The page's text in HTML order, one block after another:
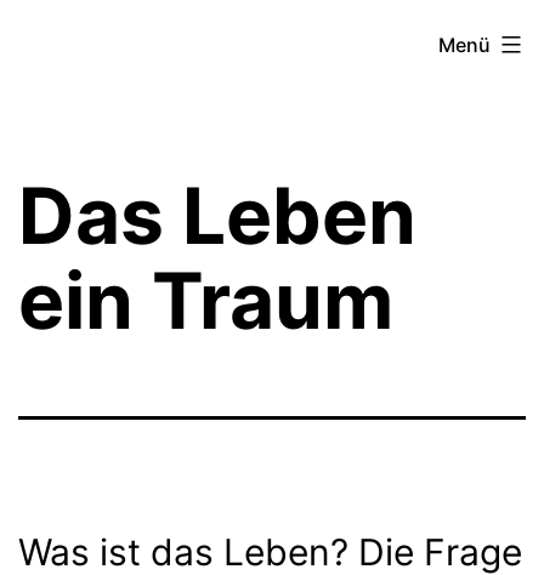
Menü
Das Leben
ein Traum
Was ist das Leben? Die Frage